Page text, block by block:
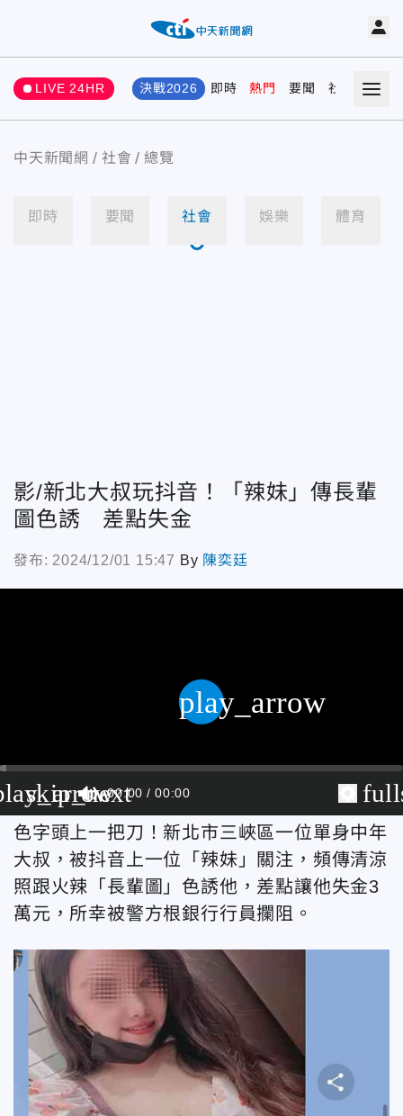
LIVE 24HR 決戰2026 即時 熱門 要聞 社會 娛樂
中天新聞網 社會 總覽
即時 要聞 社會 娛樂 體育
影/新北大叔玩抖音！「辣妹」傳長輩
圖色誘 差點失金
發布: 2024/12/01 15:47 By 陳奕廷
skip_next
00:00 00:00
play_arrow
色字頭上一把刀！新北市三峽區一位單身中年
大叔，被抖音上一位「辣妹」關注，頻傳清涼
照跟火辣「長輩圖」色誘他，差點讓他失金3
萬元，所幸被警方根銀行行員攔阻。